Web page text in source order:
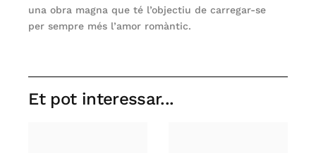
una obra magna que té l’objectiu de carregar-se
per sempre més l’amor romàntic.
Et pot interessar...